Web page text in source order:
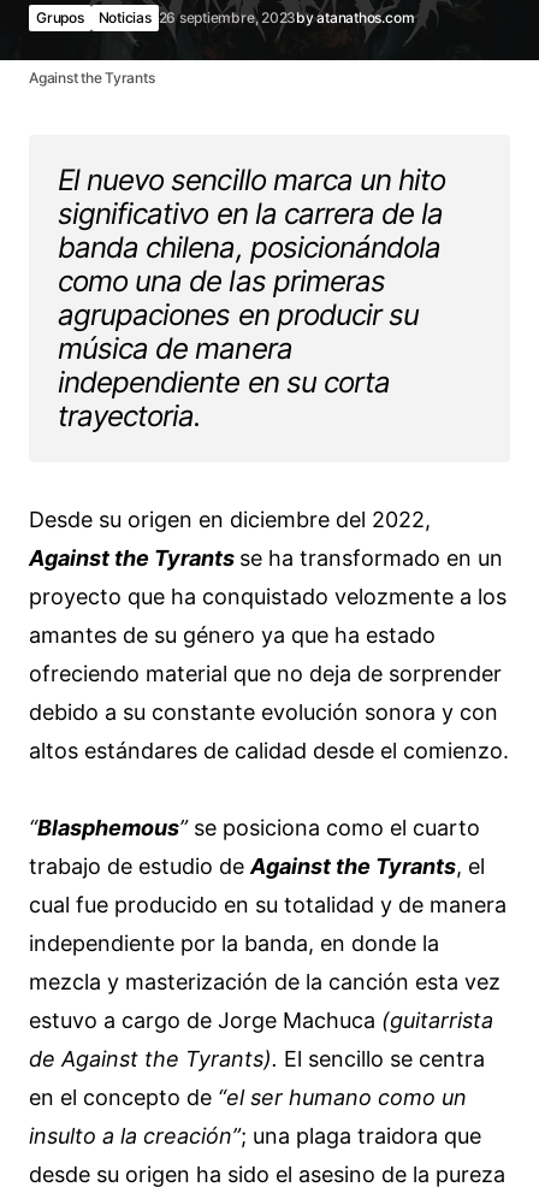
Grupos Noticias 26 septiembre, 2023byatanathos.com
Against the Tyrants
El nuevo sencillo marca un hito
significativo en la carrera de la
banda chilena, posicionándola
como una de las primeras
agrupaciones en producir su
música de manera
independiente en su corta
trayectoria.
Desde su origen en diciembre del 2022,
Against the Tyrants se ha transformado en un
proyecto que ha conquistado velozmente a los
amantes de su género ya que ha estado
ofreciendo material que no deja de sorprender
debido a su constante evolución sonora y con
altos estándares de calidad desde el comienzo.
“Blasphemous”se posiciona como el cuarto
trabajo de estudio de Against the Tyrants, el
cual fue producido en su totalidad y de manera
independiente por la banda, en donde la
mezcla y masterización de la canción esta vez
estuvo a cargo de Jorge Machuca (guitarrista
de Against the Tyrants). El sencillo se centra
en el concepto de “el ser humano como un
insulto a la creación”; una plaga traidora que
desde su origen ha sido el asesino de la pureza